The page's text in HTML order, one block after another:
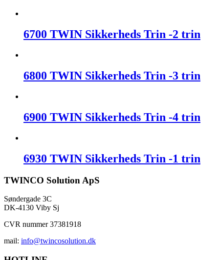
6700 TWIN Sikkerheds Trin -2 trin
6800 TWIN Sikkerheds Trin -3 trin
6900 TWIN Sikkerheds Trin -4 trin
6930 TWIN Sikkerheds Trin -1 trin
TWINCO Solution ApS
Søndergade 3C
DK-4130 Viby Sj
CVR nummer 37381918
mail: info@twincosolution.dk